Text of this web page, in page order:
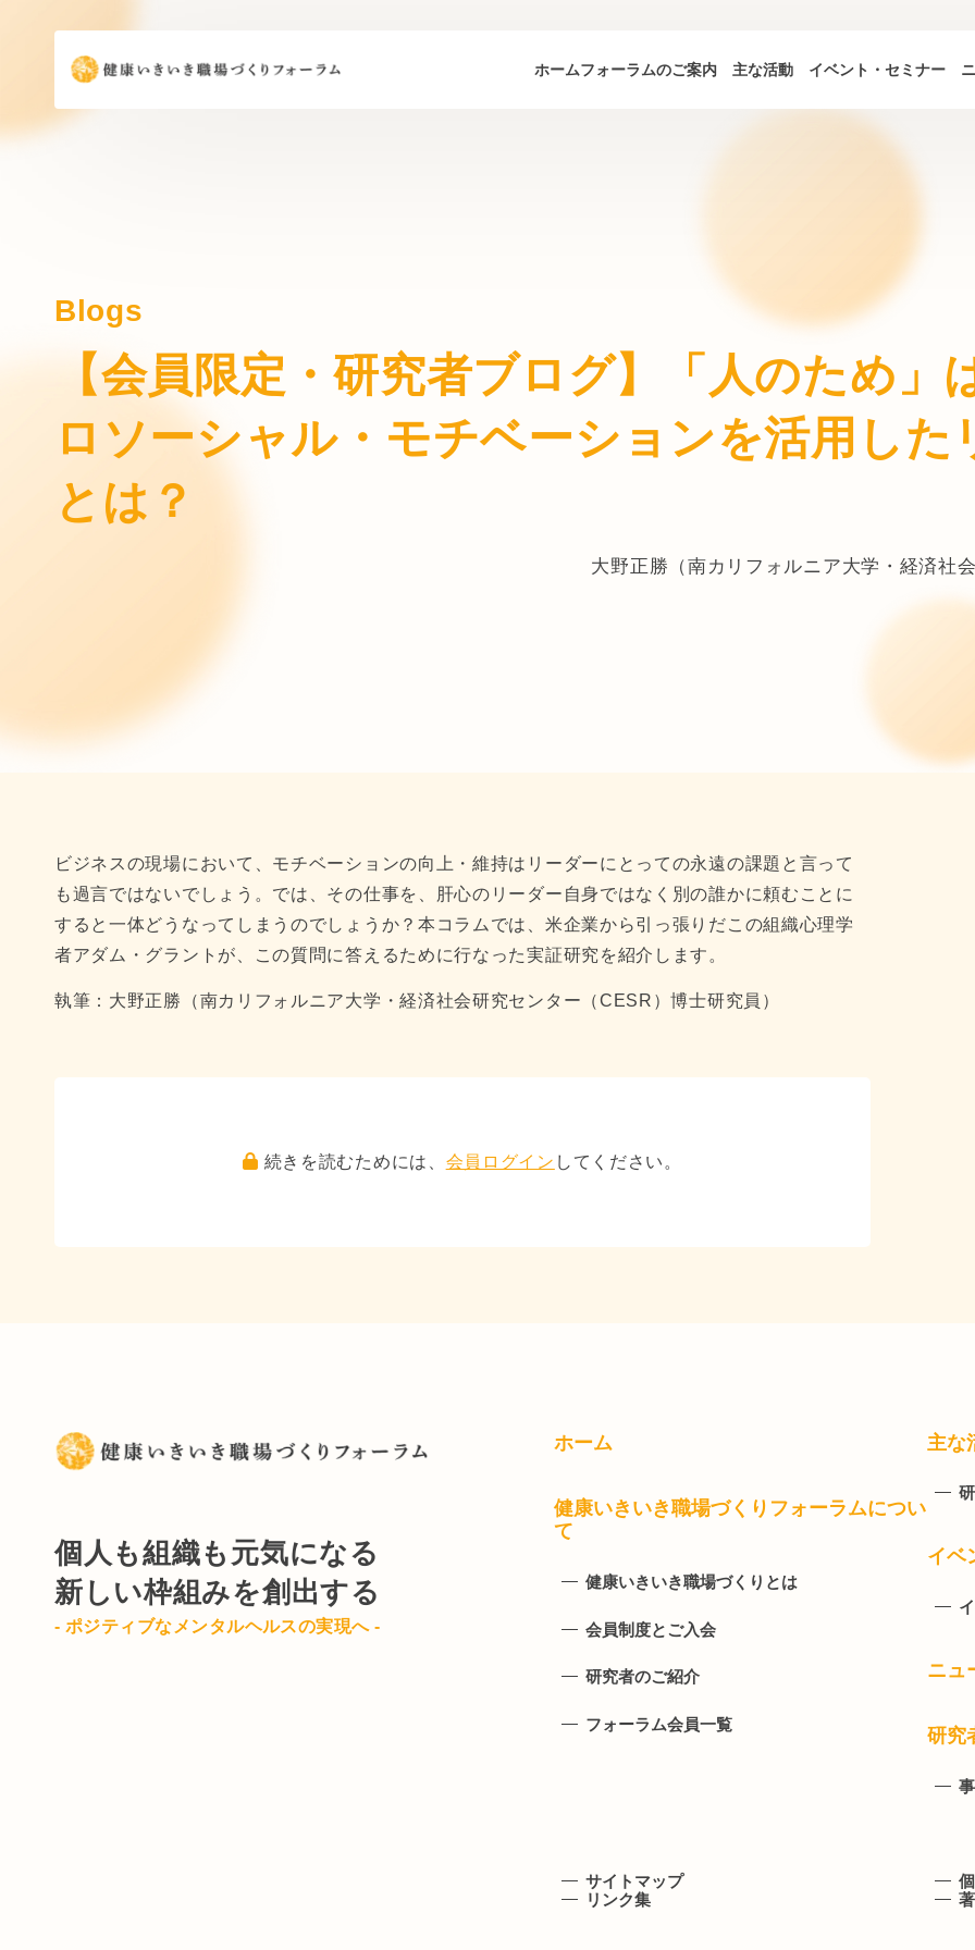
ホームフォーラムのご案内 主な活動 イベント・セミナー
Blogs
【会員限定・研究者ブログ】「人のため」
ロソーシャル・モチベーションを活用した
とは？
大野正勝（南カリフォルニア大学・経済社
ビジネスの現場において、モチベーションの向上・維持はリーダーにとっての永遠の課題と言って
も過言ではないでしょう。では、その仕事を、肝心のリーダー自身ではなく別の誰かに頼むことに
すると一体どうなってしまうのでしょうか？本コラムでは、米企業から引っ張りだこの組織心理学
者アダム・グラントが、この質問に答えるために行なった実証研究を紹介します。
執筆：大野正勝（南カリフォルニア大学・経済社会研究センター（CESR）博士研究員）
続きを読むためには、 会員ログイン してください。
個人も組織も元気になる
新しい枠組みを創出する
- ポジティブなメンタルヘルスの実現へ -
ホーム
健康いきいき職場づくりフォーラムについ
て
健康いきいき職場づくりとは
会員制度とご入会
研究者のご紹介
フォーラム会員一覧
主な
イベ
ニュ
研究
サイトマップ
リンク集